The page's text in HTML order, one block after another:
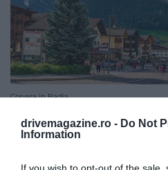
drivemagazine.ro - Do Not
Information
If you wish to opt-out of the
Corvara in Badia